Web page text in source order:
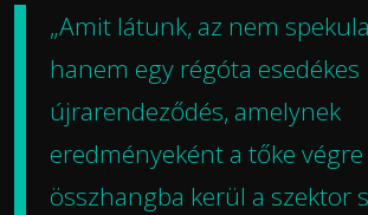
„Amit látunk, az nem
hanem egy régóta esedékes
újrarendeződés, amelynek
eredményeként a tőke végre
összhangba kerül a szektor